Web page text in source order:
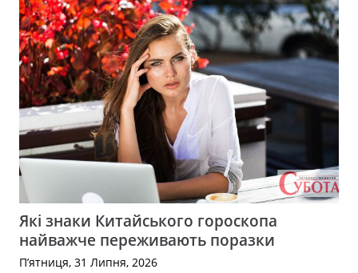
Які знаки Китайського гороскопа
найважче переживають поразки
П’ятниця, 31 Липня, 2026